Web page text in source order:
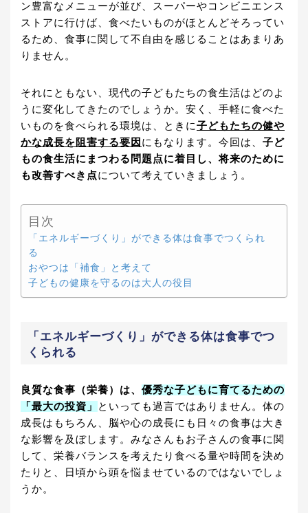
ン豊富なメニューが並び、スーパーやコンビニエンス
ストアに行けば、食べたいものがほとんどそろってい
るため、食事に関して不自由を感じることはあまりあ
りません。
それにともない、現代の子どもたちの食生活はどのよ
うに変化してきたのでしょうか。安く、手軽に食べた
いものを食べられる環境は、ときに子どもたちの健や
かな成長を阻害する要因 にもなります。今回は、 子ど
もの食生活にまつわる問題点に着目し、将来のために
も改善すべき点について考えていきましょう。
目次
「エネルギーづくり」ができる体は食事でつくられ
る
おやつは「補食」と考えて
子どもの健康を守るのは大人の役目
「エネルギーづくり」ができる体は食事でつ
くられる
良質な食事（栄養）は、 優秀な子どもに育てるための
「最大の投資」
といっても過言ではありません。体の
成長はもちろん、脳や心の成長にも日々の食事は大き
な影響を及ぼします。みなさんもお子さんの食事に関
して、栄養バランスを考えたり食べる量や時間を決め
たりと、日頃から頭を悩ませているのではないでしょ
うか。